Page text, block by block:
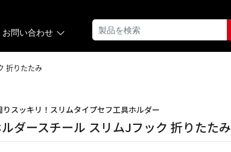
お問い合わせ
折りたたみ
りスッキリ！スリムタイプセフ工具ホルダー
ダースチール スリムJフック 折りたたみ